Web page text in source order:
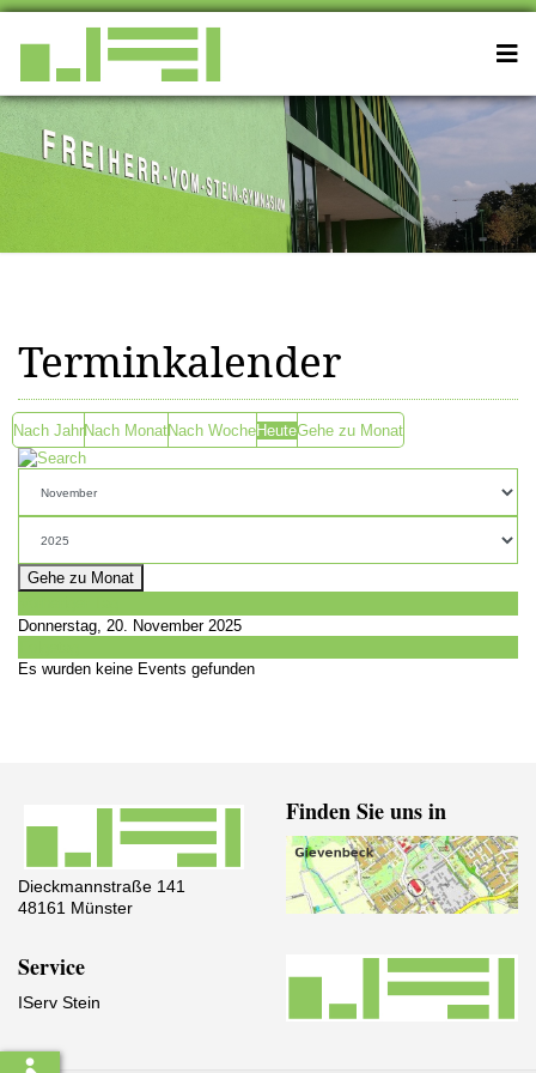
Terminkalender
Nach JahrNach MonatNach WocheHeuteGehe zu Monat
Gehe zu Monat
Donnerstag, 20. November 2025
Es wurden keine Events gefunden
Dieckmannstraße 141
48161 Münster
Finden Sie uns in
Service
IServ Stein